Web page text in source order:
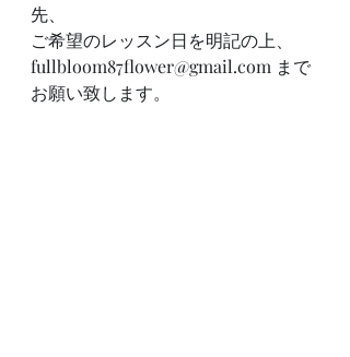
先、
ご希望のレッスン日を明記の上、
fullbloom87flower@gmail.com まで
お願い致します。